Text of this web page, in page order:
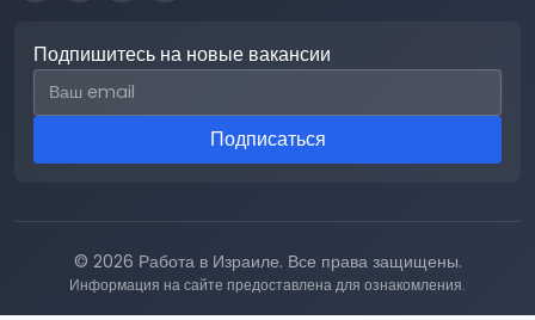
Подпишитесь на новые вакансии
Email для подписки
Подписаться
© 2026 Работа в Израиле. Все права защищены.
Информация на сайте предоставлена для ознакомления.